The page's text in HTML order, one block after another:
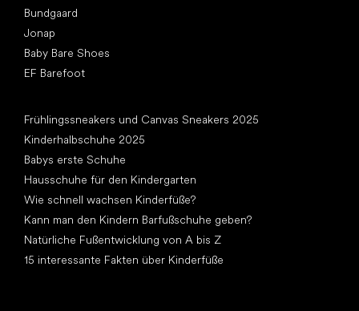
Bundgaard
Jonap
Baby Bare Shoes
EF Barefoot
Frühlingssneakers und Canvas Sneakers 2025
Kinderhalbschuhe 2025
Babys erste Schuhe
Hausschuhe für den Kindergarten
Wie schnell wachsen Kinderfüße?
Kann man den Kindern Barfußschuhe geben?
Natürliche Fußentwicklung von A bis Z
15 interessante Fakten über Kinderfüße